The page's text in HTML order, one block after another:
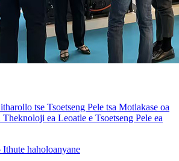
tse Tsoetseng Pele tsa Motlakase oa
ea Leoatle e Tsoetseng Pele ea
Ithute haholoanyane